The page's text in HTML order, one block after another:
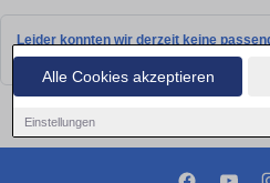
Alle Cookies akzeptieren
Einstellungen
Leider konnten wir derzeit keine
bald wieder vorbei!